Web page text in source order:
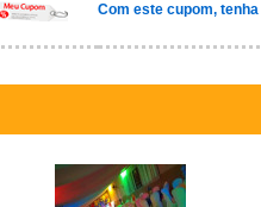
Com este cupom,